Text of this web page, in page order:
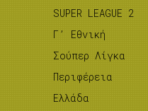
SUPER LEAGUE 2
Γ’ Εθνική
Σούπερ Λίγκα
Περιφέρεια
Ελλάδα